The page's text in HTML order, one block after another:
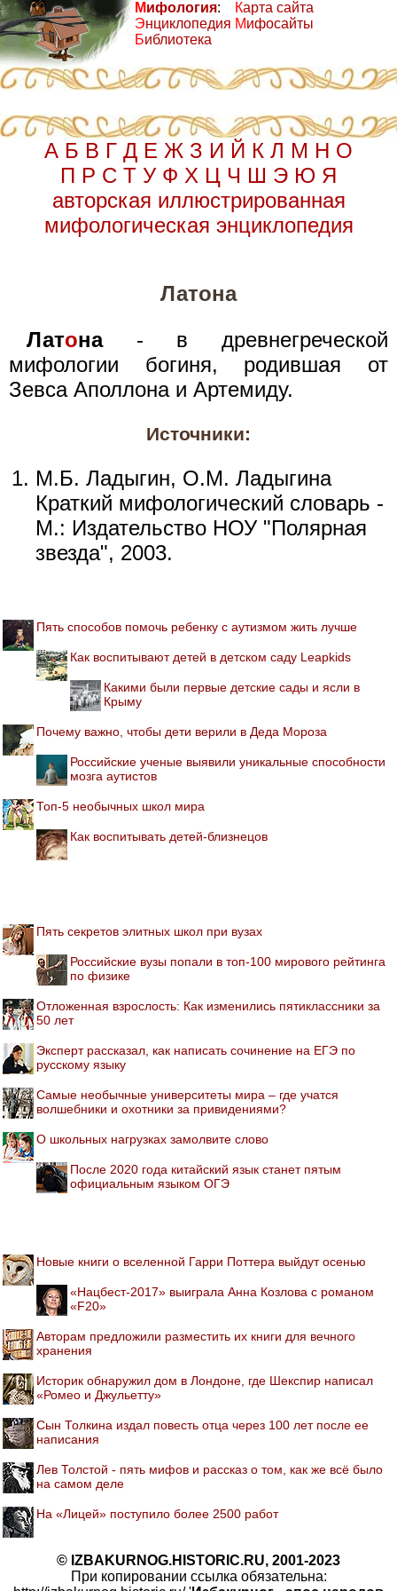
Мифология:
Энциклопедия
Библиотека
Карта сайта
Мифосайты
А Б В Г Д Е Ж З И Й К Л М Н О
П Р С Т У Ф Х Ц Ч Ш Э Ю Я
авторская иллюстрированная
мифологическая энциклопедия
Латона
Латона- в древнегреческой
мифологии богиня, родившая от
Зевса Аполлона и Артемиду.
Источники:
М.Б. Ладыгин, О.М. Ладыгина
Краткий мифологический словарь -
М.: Издательство НОУ "Полярная
звезда", 2003.
Пять способов помочь ребенку с аутизмом жить лучше
Как воспитывают детей в детском саду Leapkids
Какими были первые детские сады и ясли в
Крыму
Почему важно, чтобы дети верили в Деда Мороза
Российские ученые выявили уникальные способности
мозга аутистов
Топ-5 необычных школ мира
Как воспитывать детей-близнецов
Пять секретов элитных школ при вузах
Российские вузы попали в топ-100 мирового рейтинга
по физике
Отложенная взрослость: Как изменились пятиклассники за
50 лет
Эксперт рассказал, как написать сочинение на ЕГЭ по
русскому языку
Самые необычные университеты мира – где учатся
волшебники и охотники за привидениями?
О школьных нагрузках замолвите слово
После 2020 года китайский язык станет пятым
официальным языком ОГЭ
Новые книги о вселенной Гарри Поттера выйдут осенью
«Нацбест-2017» выиграла Анна Козлова с романом
«F20»
Авторам предложили разместить их книги для вечного
хранения
Историк обнаружил дом в Лондоне, где Шекспир написал
«Ромео и Джульетту»
Сын Толкина издал повесть отца через 100 лет после ее
написания
Лев Толстой - пять мифов и рассказ о том, как же всё было
на самом деле
На «Лицей» поступило более 2500 работ
© IZBAKURNOG.HISTORIC.RU, 2001-2023
При копировании ссылка обязательна: